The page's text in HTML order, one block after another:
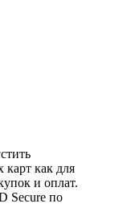
карт как для
и оплат.
Secure по